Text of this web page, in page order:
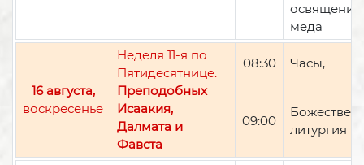
освящение
меда
16 августа,
воскресенье
Неделя 11-я по
Пятидесятнице.
Преподобных
Исаакия,
Далмата и
Фавста
08:30 Часы,
09:00
литургия